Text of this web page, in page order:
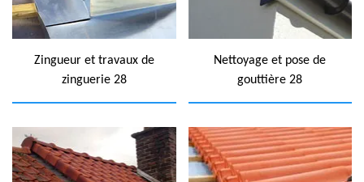
Zingueur et travaux de
zinguerie 28
Nettoyage et pose de
gouttière 28